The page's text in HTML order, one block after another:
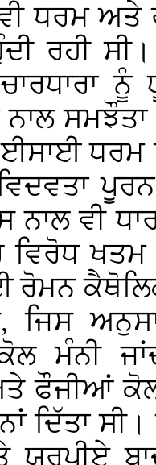
ਧਰਮ ਅਤੇ
ਰਹੀ
ਨਾਲ
ਧਰਮ
ਨਾਲ ਵੀ
ਵਿਰੋਧ
ਰੋਮਨ
ਜਿਸ
ਮੰਨੀ
ਅਤੇ ਫੌਜੀਆਂ
ਨਾਂ ਦਿੱਤਾ
ਯੂਰਪੀਏ